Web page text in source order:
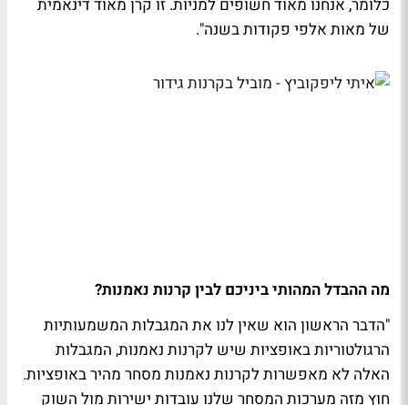
כלומר, אנחנו מאוד חשופים למניות. זו קרן מאוד דינאמית
של מאות אלפי פקודות בשנה".
מה ההבדל המהותי ביניכם לבין קרנות נאמנות?
"הדבר הראשון הוא שאין לנו את המגבלות המשמעותיות
הרגולטוריות באופציות שיש לקרנות נאמנות, המגבלות
האלה לא מאפשרות לקרנות נאמנות מסחר מהיר באופציות.
חוץ מזה מערכות המסחר שלנו עובדות ישירות מול השוק